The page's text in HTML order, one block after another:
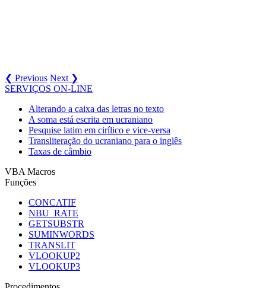
❮ Previous Next ❯
SERVIÇOS ON-LINE
Alterando a caixa das letras no texto
A soma está escrita em ucraniano
Pesquise latim em cirílico e vice-versa
Transliteração do ucraniano para o inglês
Taxas de câmbio
VBA Macros
Funções
CONCATIF
NBU_RATE
GETSUBSTR
SUMINWORDS
TRANSLIT
VLOOKUP2
VLOOKUP3